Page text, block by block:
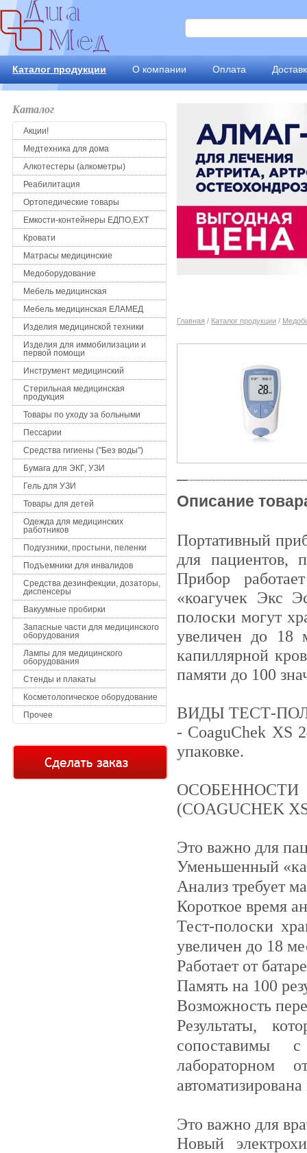
Каталог продукции О компании Оплата
Каталог
Акции!
Медтехника для дома
Алкотестеры (алкометры)
Реабилитация
Ортопедические товары
Емкости-контейнеры ЕДПО,ЕХТ
Кровати
Матрасы медицинские
Медоборудование
Мебель медицинская
Мебель медицинская ЕЛАМЕД
Изделия медицинской техники
Изделия для иммобилизации и
первой помощи
Инструмент медицинский
Стерильная медицинская
продукция
Товары по уходу за больными
Пессарии
Средства гигиены ("Без воды")
Бумага для ЭКГ, УЗИ
Гель для УЗИ
Товары для детей
Одежда для медицинских
работников
Подгузники, простыни, пеленки
Подъемники для инвалидов
Средства дезинфекции, дозаторы,
диспенсеры
Вакуумные пробирки
Запасные части для медицинского
оборудования
Лампы для медицинского
оборудования
Стенды и плакаты
Косметологическое оборудование
Прочее
Главная / Каталог продукции /
Описание
Портативный
для пациентов,
Прибор
«коагучек Экс
полоски могут
увеличен до 18
капиллярной
памяти до 100
ВИДЫ ТЕСТ-
- CoaguChek XS
упаковке.
(COAGUCHEK
Это важно для
Уменьшенный
Анализ требует
Короткое время
Тест-полоски
увеличен до 18
Работает от
Память на 100
Возможность
Результаты,
сопоставимы
лабораторном
Это важно для
Новый